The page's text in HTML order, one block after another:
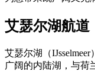
艾瑟尔湖航道
艾瑟尔湖（
广阔的内陆湖，与荷